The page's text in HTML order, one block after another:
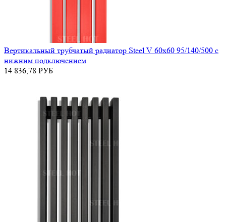
Вертикальный трубчатый радиатор Steel V 60х60 95/140/500 с
нижним подключением
14 836,78 РУБ